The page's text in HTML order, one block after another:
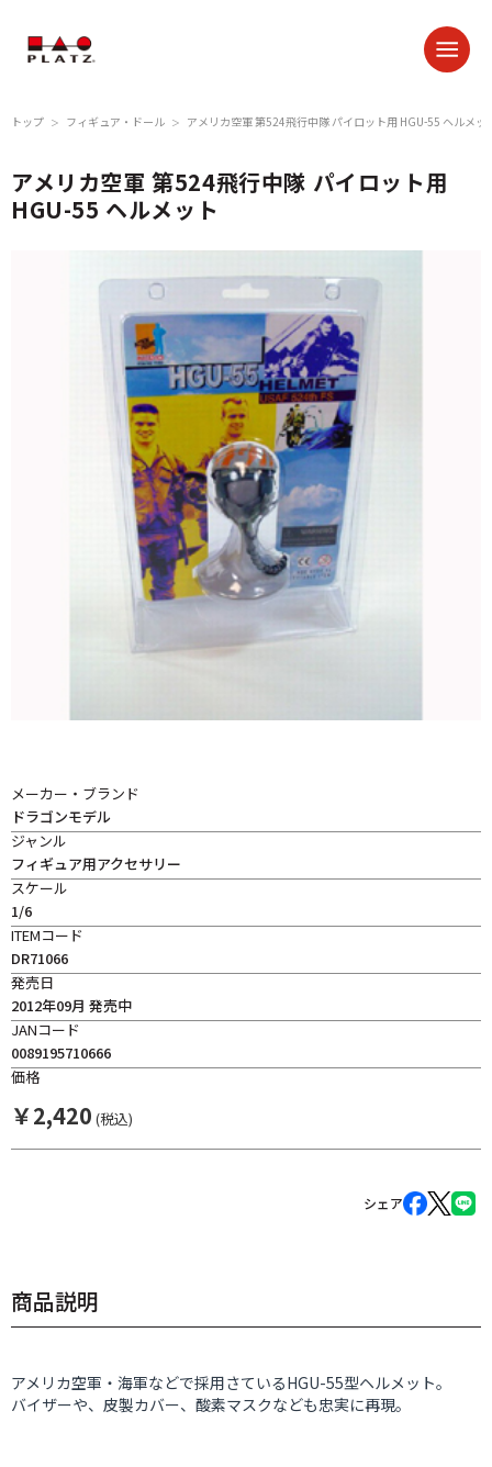
トップ ＞ フィギュア・ドール ＞ アメリカ空軍 第524飛行中隊 パイロット用 HGU-55 ヘルメッ
アメリカ空軍 第524飛行中隊 パイロット用
HGU-55 ヘルメット
メーカー・ブランド
ドラゴンモデル
ジャンル
フィギュア用アクセサリー
スケール
1/6
ITEMコード
DR71066
発売日
2012年09月 発売中
JANコード
0089195710666
価格
￥2,420 (税込)
シェア
商品説明
アメリカ空軍・海軍などで採用さているHGU-55型ヘルメット。
バイザーや、皮製カバー、酸素マスクなども忠実に再現。